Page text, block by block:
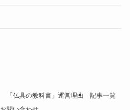
「仏具の教科書」運営理由
記事一覧